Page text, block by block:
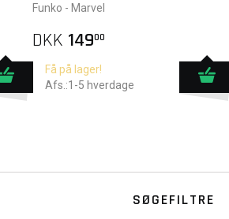
Funko - Marvel
DKK 14900
Få på lager!
Afs.:1-5 hverdage
SØGEFILTRE